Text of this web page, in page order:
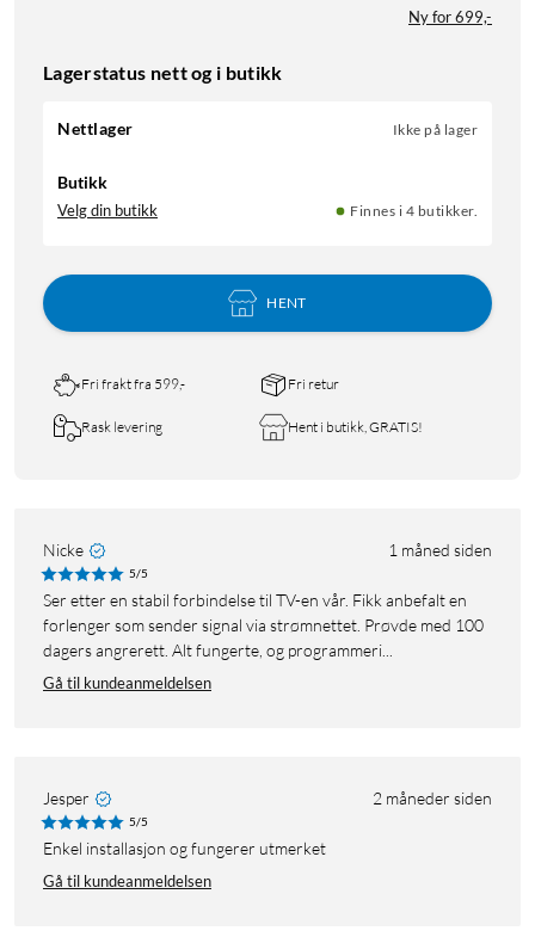
Ny for 699,-
Lagerstatus nett og i butikk
Nettlager Ikke på lager
Butikk
Velg din butikk Finnes i 4 butikker.
HENT
Fri frakt fra 599,- Fri retur
Rask levering Hent i butikk, GRATIS!
Nicke 1 måned siden
5/5
Ser etter en stabil forbindelse til TV-en vår. Fikk anbefalt en
forlenger som sender signal via strømnettet. Prøvde med 100
dagers angrerett. Alt fungerte, og programmeri...
Gå til kundeanmeldelsen
Jesper 2 måneder siden
5/5
Enkel installasjon og fungerer utmerket
Gå til kundeanmeldelsen